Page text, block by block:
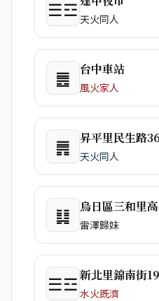
☰☲ 天火同人
䷌ 台中車站
風火家人
䷠ 昇平里民生路
天火同人
䷆ 烏日區三和里
雷澤歸妹
☰☲新北里錦南街
水火既濟